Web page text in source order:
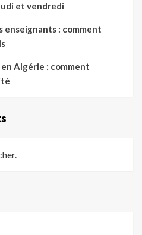
et vendredi
enseignants : comment
Algérie : comment